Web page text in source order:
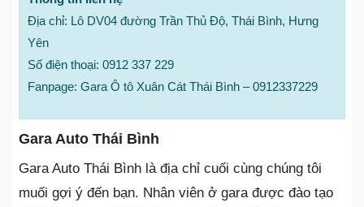
Địa chỉ: Lô DV04 đường Trần Thủ Độ, Thái Bình, Hưng
Yên
Số điện thoại: 0912 337 229
Fanpage: Gara Ô tô Xuân Cát Thái Bình – 0912337229
Gara Auto Thái Bình
Gara Auto Thái Bình là địa chỉ cuối cùng chúng tôi
muối gợi ý đến bạn. Nhân viên ở gara được đào tạo